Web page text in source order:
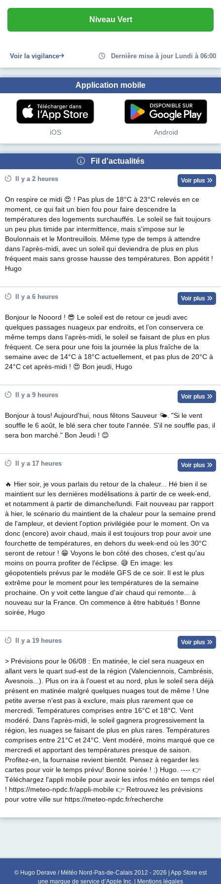
Niveau Vert
Voir la vigilance Dernière mise à jour Lundi à 06:00
Application mobile
iOS Android
Fil d'actualités
Il y a 2 heures Voir plus
On respire ce midi 😍 ! Pas plus de 18°C à 23°C relevés en ce
moment, ce qui fait un bien fou pour faire descendre la
températures des logements surchauffés. Le soleil se fait toujours
un peu plus timide par intermittence, mais s'impose sur le
Boulonnais et le Montreuillois. Même type de temps à attendre
dans l'après-midi, avec un soleil qui deviendra de plus en plus
fréquent mais sans grosse hausse des températures. Bon appétit !
Hugo
Il y a 6 heures Voir plus
Bonjour le Nooord ! 😎 Le soleil est de retour ce jeudi avec
quelques passages nuageux par endroits, et l’on conservera ce
même temps dans l’après-midi, le soleil se faisant de plus en plus
fréquent. Ce sera pour une fois la journée la plus fraîche de la
semaine avec de 14°C à 18°C actuellement, et pas plus de 20°C à
24°C cet après-midi ! 😍 Bon jeudi, Hugo
Il y a 9 heures Voir plus
Bonjour à tous! Aujourd'hui, nous fêtons Sauveur 🌤. "Si le vent
souffle le 6 août, le blé sera cher toute l'année. S'il ne souffle pas, il
sera bon marché." Bon Jeudi ! 😊
Il y a 17 heures Voir plus
🔥 Hier soir, je vous parlais du retour de la chaleur... Hé bien il se
maintient sur les dernières modélisations à partir de ce week-end,
et notamment à partir de dimanche/lundi. Fait nouveau par rapport
à hier, le scénario du maintient de la chaleur pour la semaine prend
de l'ampleur, et devient l'option privilégiée pour le moment. On va
donc (encore) avoir chaud, mais il est toujours trop pour avoir une
fourchette de températures, en dehors du week-end où les 30°C
seront de retour ! 😁 Voyons le bon côté des choses, c'est qu'au
moins on pourra profiter de l'éclipse. 😅 En image: les
géopotentiels prévus par le modèle GFS de ce soir. Il est le plus
extrême pour le moment pour les températures de la semaine
prochaine. On y voit cette langue d'air chaud qui remonte... à
nouveau sur la France. On commence à être habitués ! Bonne
soirée, Hugo
Il y a 19 heures Voir plus
> Prévisions pour le 06/08 : En matinée, le ciel sera nuageux en
allant vers le quart sud-est de la région (Valenciennois, Cambrésis,
Avesnois...). Plus on ira à l'ouest et au nord, plus le soleil sera déjà
présent en matinée malgré quelques nuages tout de même ! Une
petite averse n'est pas à exclure, mais plus rarement que ce
mercredi. Températures comprises entre 16°C et 18°C. Vent
modéré. Dans l'après-midi, le soleil gagnera progressivement la
région, les nuages se faisant de plus en plus rares. Températures
comprises entre 21°C et 24°C. Vent modéré, moins marqué que ce
mercredi et apportant des températures presque de saison.
Profitez-en, la fournaise revient bientôt. Pensez à regarder les
cartes pour voir le temps prévu! Bonne soirée ! :) Hugo. ---- 👉
Téléchargez l'appli mobile pour avoir les infos météo en temps réel
! https://meteo-npdc.fr/appli-mobile 👉 Retrouvez les prévisions
pour votre ville sur https://meteo-npdc.fr/recherche
© Hugo Derave / Météo Nord-Pas-de-Calais 2012 - 2026 | App Store est
une marque de service d’Apple Inc. |
Mentions légales